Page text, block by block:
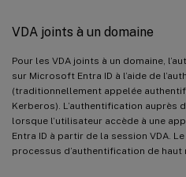
VDA joints à un domaine
Pour les VDA joints à un domaine,
sur Microsoft Entra ID à l’aide de
(traditionnellement appelée
Kerberos). L’authentification auprès
lorsque l’utilisateur accède à une
Entra ID à partir de la session VDA.
processus d’authentification de haut